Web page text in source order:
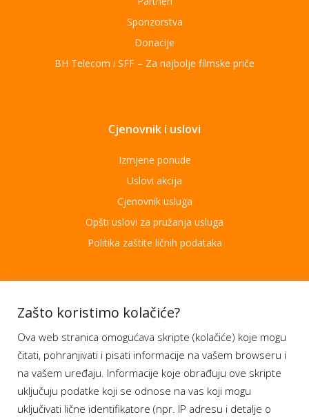
Sponzorstva
Donacije
BH Telecom i SFF – Za najbolje filmske priče
Cjenovnik i uslovi
Izmjene ponude
Uslovi akcija
Cjenovnik usluga
Opšti uslovi za pružanja usluga
Politika zaštite ličnih podataka
Aplikacije
Moj BH Telecom
Dostupnost usluga
Moja webTV
Aukcije BH Telecom
Zašto koristimo kolačiće?
Ova web stranica omogućava skripte (kolačiće) koje mogu
čitati, pohranjivati i pisati informacije na vašem browseru i
na vašem uređaju. Informacije koje obrađuju ove skripte
uključuju podatke koji se odnose na vas koji mogu
uključivati lične identifikatore (npr. IP adresu i detalje o